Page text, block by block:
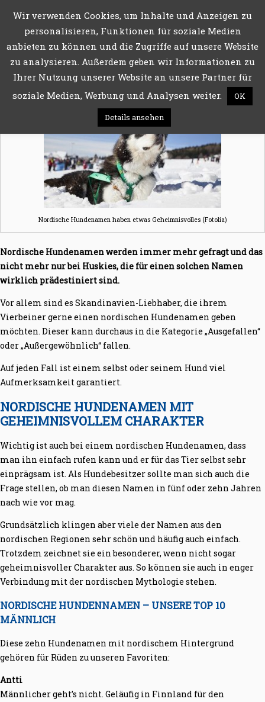
NORDISCHE HUNDENAMEN – TOP 10 MÄNNLICH UND
Nordische Hundenamen haben etwas Geheimnisvolles (Fotolia)
Nordische Hundenamen werden immer mehr gefragt und das
nicht mehr nur bei Huskies, die für einen solchen Namen
wirklich prädestiniert sind.
Vor allem sind es Skandinavien-Liebhaber, die ihrem
Vierbeiner gerne einen nordischen Hundenamen geben
möchten. Dieser kann durchaus in die Kategorie „Ausgefallen“
oder „Außergewöhnlich“ fallen.
Auf jeden Fall ist einem selbst oder seinem Hund viel
Aufmerksamkeit garantiert.
NORDISCHE HUNDENAMEN MIT
GEHEIMNISVOLLEM CHARAKTER
Wichtig ist auch bei einem nordischen Hundenamen, dass
man ihn einfach rufen kann und er für das Tier selbst sehr
einprägsam ist. Als Hundebesitzer sollte man sich auch die
Frage stellen, ob man diesen Namen in fünf oder zehn Jahren
nach wie vor mag.
Grundsätzlich klingen aber viele der Namen aus den
nordischen Regionen sehr schön und häufig auch einfach.
Trotzdem zeichnet sie ein besonderer, wenn nicht sogar
geheimnisvoller Charakter aus. So können sie auch in enger
Verbindung mit der nordischen Mythologie stehen.
NORDISCHE HUNDENNAMEN – UNSERE TOP 10
MÄNNLICH
Diese zehn Hundenamen mit nordischem Hintergrund
gehören für Rüden zu unseren Favoriten:
Antti
Männlicher geht’s nicht. Geläufig in Finnland für den
Wir verwenden Cookies, um Inhalte und Anzeigen zu
personalisieren, Funktionen für soziale Medien
anbieten zu können und die Zugriffe auf unsere Website
zu analysieren. Außerdem geben wir Informationen zu
Ihrer Nutzung unserer Website an unsere Partner für
soziale Medien, Werbung und Analysen weiter.
OK
Details ansehen